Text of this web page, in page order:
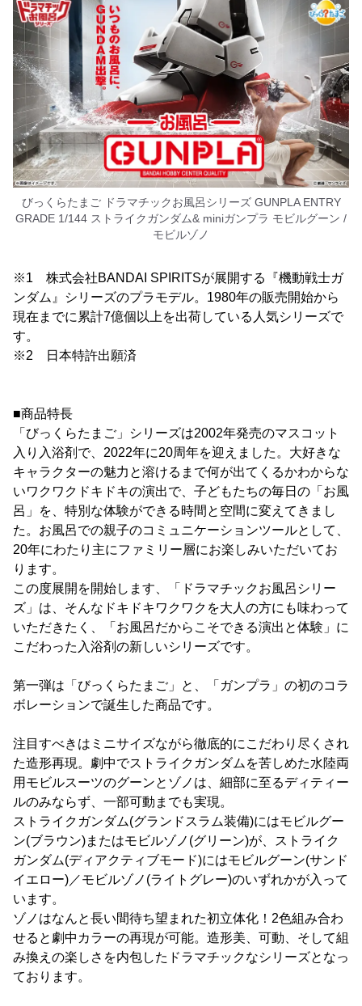
びっくらたまご ドラマチックお風呂シリーズ GUNPLA ENTRY
GRADE 1/144 ストライクガンダム& miniガンプラ モビルグーン /
モビルゾノ
※1 株式会社BANDAI SPIRITSが展開する『機動戦士ガ
ンダム』シリーズのプラモデル。1980年の販売開始から
現在までに累計7億個以上を出荷している人気シリーズで
す。
※2 日本特許出願済
■商品特長
「びっくらたまご」シリーズは2002年発売のマスコット
入り入浴剤で、2022年に20周年を迎えました。大好きな
キャラクターの魅力と溶けるまで何が出てくるかわからな
いワクワクドキドキの演出で、子どもたちの毎日の「お風
呂」を、特別な体験ができる時間と空間に変えてきまし
た。お風呂での親子のコミュニケーションツールとして、
20年にわたり主にファミリー層にお楽しみいただいてお
ります。
この度展開を開始します、「ドラマチックお風呂シリー
ズ」は、そんなドキドキワクワクを大人の方にも味わって
いただきたく、「お風呂だからこそできる演出と体験」に
こだわった入浴剤の新しいシリーズです。
第一弾は「びっくらたまご」と、「ガンプラ」の初のコラ
ボレーションで誕生した商品です。
注目すべきはミニサイズながら徹底的にこだわり尽くされ
た造形再現。劇中でストライクガンダムを苦しめた水陸両
用モビルスーツのグーンとゾノは、細部に至るディティー
ルのみならず、一部可動までも実現。
ストライクガンダム(グランドスラム装備)にはモビルグー
ン(ブラウン)またはモビルゾノ(グリーン)が、ストライク
ガンダム(ディアクティブモード)にはモビルグーン(サンド
イエロー)／モビルゾノ(ライトグレー)のいずれかが入って
います。
ゾノはなんと長い間待ち望まれた初立体化！2色組み合わ
せると劇中カラーの再現が可能。造形美、可動、そして組
み換えの楽しさを内包したドラマチックなシリーズとなっ
ております。